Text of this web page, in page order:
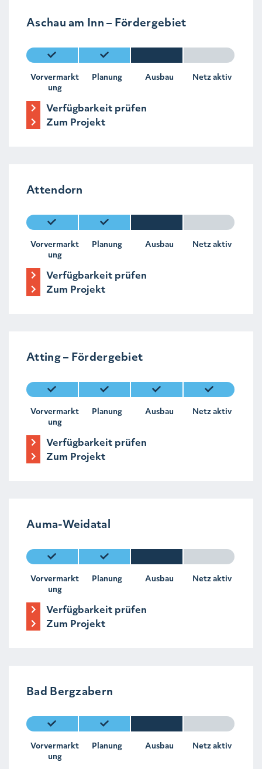
Aschau am Inn – Fördergebiet
Vorvermarkt
ung
Planung Ausbau Netz aktiv
Verfügbarkeit prüfen
Zum Projekt
Attendorn
Vorvermarkt
ung
Planung Ausbau Netz aktiv
Verfügbarkeit prüfen
Zum Projekt
Atting – Fördergebiet
Vorvermarkt
ung
Planung Ausbau Netz aktiv
Verfügbarkeit prüfen
Zum Projekt
Auma-Weidatal
Vorvermarkt
ung
Planung Ausbau Netz aktiv
Verfügbarkeit prüfen
Zum Projekt
Bad Bergzabern
Vorvermarkt
ung
Planung Ausbau Netz aktiv